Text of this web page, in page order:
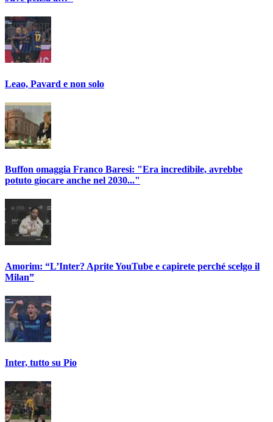
Leao, Pavard e non solo
Buffon omaggia Franco Baresi: "Era incredibile, avrebbe
potuto giocare anche nel 2030..."
Amorim: “L’Inter? Aprite YouTube e capirete perché scelgo il
Milan”
Inter, tutto su Pio